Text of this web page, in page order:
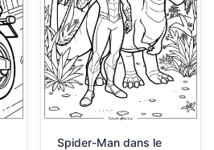
Spider-Man dans le